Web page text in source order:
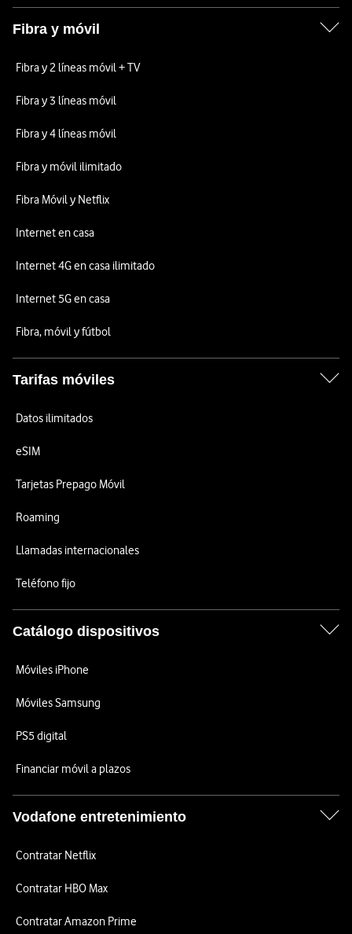
Fibra y móvil
Fibra y 2 líneas móvil + TV
Fibra y 3 líneas móvil
Fibra y 4 líneas móvil
Fibra y móvil ilimitado
Fibra Móvil y Netflix
Internet en casa
Internet 4G en casa ilimitado
Internet 5G en casa
Fibra, móvil y fútbol
Tarifas móviles
Datos ilimitados
eSIM
Tarjetas Prepago Móvil
Roaming
Llamadas internacionales
Teléfono fijo
Catálogo dispositivos
Móviles iPhone
Móviles Samsung
PS5 digital
Financiar móvil a plazos
Vodafone entretenimiento
Contratar Netflix
Contratar HBO Max
Contratar Amazon Prime